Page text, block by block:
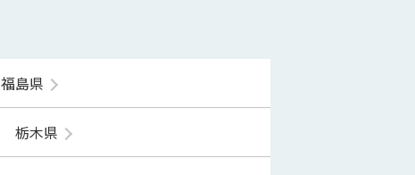
福島県
栃木県